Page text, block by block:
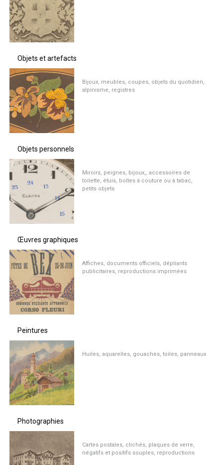
Objets et artefacts
Bijoux, meubles, coupes, objets du quotidien,
alpinisme, registres
Objets personnels
Miroirs, peignes, bijoux,, accessoires de
toilette, étuis, boîtes à couture ou à tabac,
petits objets
Œuvres graphiques
Affiches, documents officiels, dépliants
publicitaires, reproductions imprimées
Peintures
Huiles, aquarelles, gouaches, toiles, panneaux
Photographies
Cartes postales, clichés, plaques de verre,
négatifs et positifs souples, reproductions